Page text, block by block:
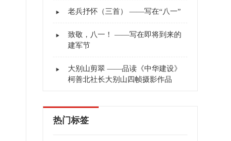
老兵抒怀（三首） ——写在“八一”
致敬，八一！ ——写在即将到来的
建军节
大别山剪翠 ——品读《中华建设》
柯善北社长大别山四帧摄影作品
热门标签